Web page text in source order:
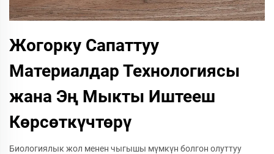
Жогорку Сапаттуу
Материалдар Технологиясы
жана Эң Мыкты Иштееш
Көрсөткүчтөрү
Биологиялык жол менен чыгышы мүмкүн болгон олуттуу